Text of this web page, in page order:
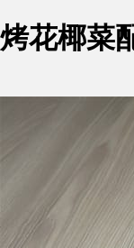
烤花椰菜